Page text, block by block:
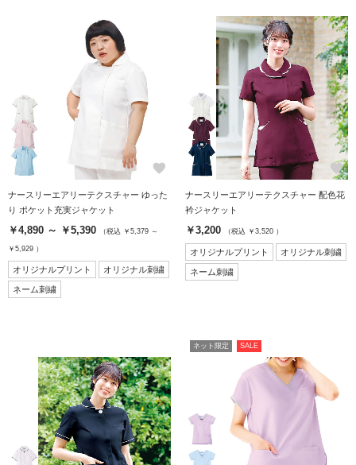
favorite
ナースリーエアリーテクスチャー ゆった
り ポケット充実ジャケット
￥4,890 ～ ￥5,390 （税込 ￥5,379 ～
￥5,929 ）
オリジナルプリント オリジナル刺繍
ネーム刺繍
favorite
ナースリーエアリーテクスチャー 配色花
衿ジャケット
￥3,200 （税込 ￥3,520 ）
オリジナルプリント オリジナル刺繍
ネーム刺繍
ネット限定 SALE